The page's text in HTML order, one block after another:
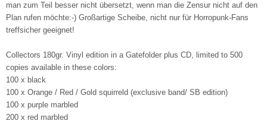
man zum Teil besser nicht übersetzt, wenn man die Zensur nicht auf den
Plan rufen möchte:-) Großartige Scheibe, nicht nur für Horropunk-Fans
treffsicher geeignet!
Collectors 180gr. Vinyl edition in a Gatefolder plus CD, limited to 500
copies available in these colors:
100 x black
100 x Orange / Red / Gold squirreld (exclusive band/ SB edition)
100 x purple marbled
200 x red marbled